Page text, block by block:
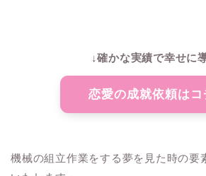
↓確かな実績で幸せに
恋愛の成就依頼はコ
機械の組立作業をする夢を見た時の要